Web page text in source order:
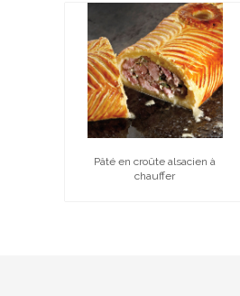
Pâté en croûte alsacien à
chauffer